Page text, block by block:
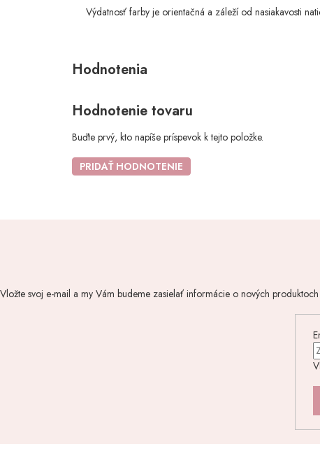
Výdatnosť farby je orientačná a záleží od nasiakavosti
Hodnotenie tovaru
Buďte prvý, kto napíše príspevok k tejto položke.
PRIDAŤ HODNOTENIE
Vložte svoj e-mail a my Vám budeme zasielať informácie o nových produktoch